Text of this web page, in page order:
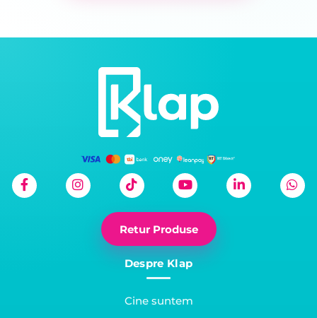
Retur Produse
Despre Klap
Cine suntem